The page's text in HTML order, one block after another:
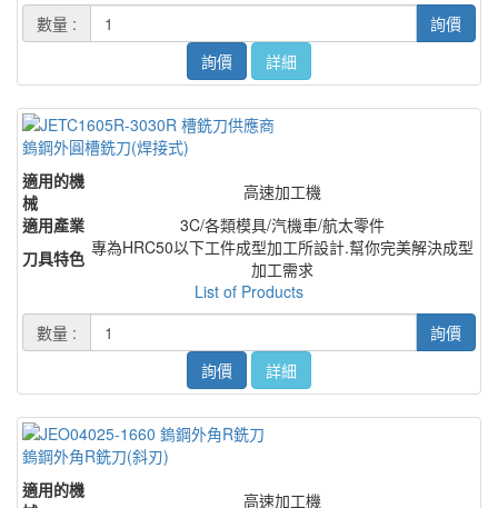
數量 :
詢價
詢價
詳細
鎢鋼外圓槽銑刀(焊接式)
適用的機
械
高速加工機
適用產業
3C/各類模具/汽機車/航太零件
刀具特色 專為HRC50以下工件成型加工所設計.幫你完美解決成型
加工需求
List of Products
數量 :
詢價
詢價
詳細
鎢鋼外角R銑刀(斜刃)
適用的機
高速加工機